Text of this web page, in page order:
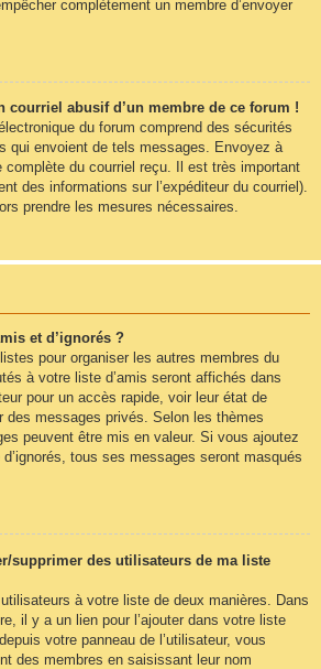
complètement un membre d’envoyer
courriel abusif d’un membre de ce forum !
du forum comprend des sécurités
qui envoient de tels messages. Envoyez à
complète du courriel reçu. Il est très important
des informations sur l’expéditeur du courriel).
prendre les mesures nécessaires.
et d’ignorés ?
pour organiser les autres membres du
à votre liste d’amis seront affichés dans
pour un accès rapide, voir leur état de
des messages privés. Selon les thèmes
peuvent être mis en valeur. Si vous ajoutez
tous ses messages seront masqués
supprimer des utilisateurs de ma liste
à votre liste de deux manières. Dans
il y a un lien pour l’ajouter dans votre liste
votre panneau de l’utilisateur, vous
des membres en saisissant leur nom